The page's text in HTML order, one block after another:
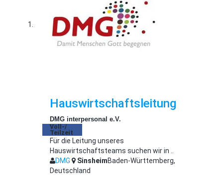
Hauswirtschaftsleitung
DMG interpersonal e.V.
Voll-/
Teilzeit
Für die Leitung unseres
Hauswirtschaftsteams suchen wir in ..
DMG
SinsheimBaden-Württemberg,
Deutschland